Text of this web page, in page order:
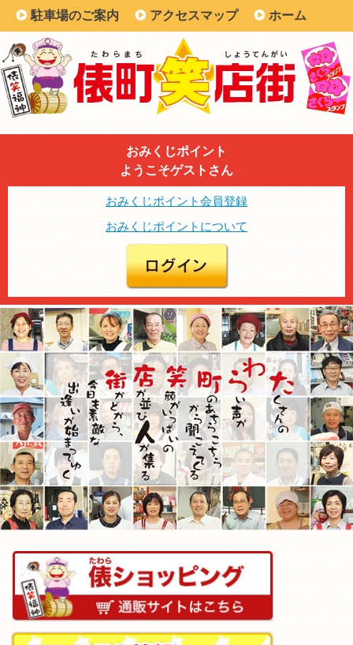
駐車場のご案内 アクセスマップ ホーム
おみくじポイント
ようこそゲストさん
おみくじポイント会員登録
おみくじポイントについて